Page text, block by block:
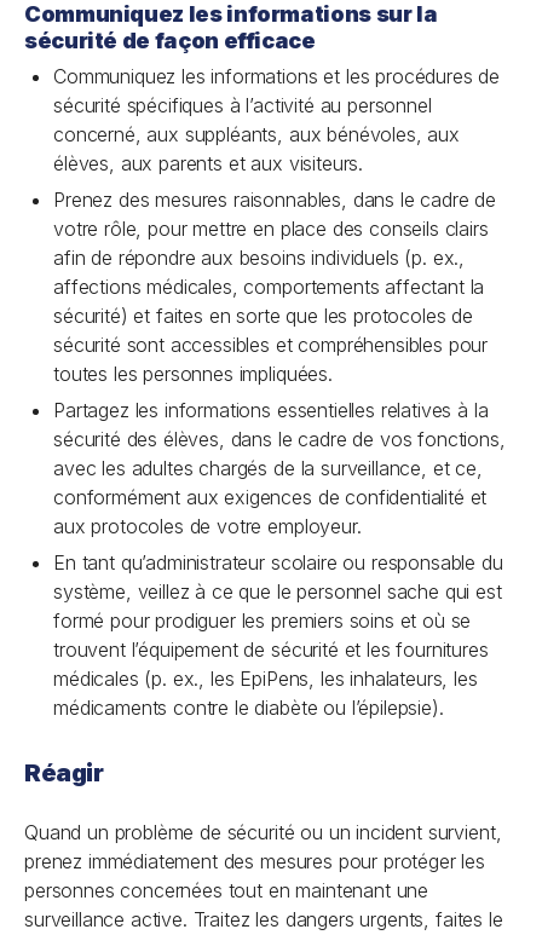
Communiquez les informations sur la
sécurité de façon efficace
Communiquez les informations et les procédures de
sécurité spécifiques à l’activité au personnel
concerné, aux suppléants, aux bénévoles, aux
élèves, aux parents et aux visiteurs.
Prenez des mesures raisonnables, dans le cadre de
votre rôle, pour mettre en place des conseils clairs
afin de répondre aux besoins individuels (p. ex.,
affections médicales, comportements affectant la
sécurité) et faites en sorte que les protocoles de
sécurité sont accessibles et compréhensibles pour
toutes les personnes impliquées.
Partagez les informations essentielles relatives à la
sécurité des élèves, dans le cadre de vos fonctions,
avec les adultes chargés de la surveillance, et ce,
conformément aux exigences de confidentialité et
aux protocoles de votre employeur.
En tant qu’administrateur scolaire ou responsable du
système, veillez à ce que le personnel sache qui est
formé pour prodiguer les premiers soins et où se
trouvent l’équipement de sécurité et les fournitures
médicales (p. ex., les EpiPens, les inhalateurs, les
médicaments contre le diabète ou l’épilepsie).
Réagir
Quand un problème de sécurité ou un incident survient,
prenez immédiatement des mesures pour protéger les
personnes concernées tout en maintenant une
surveillance active. Traitez les dangers urgents, faites le